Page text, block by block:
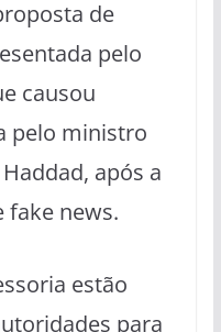
de
pelo
causou
pelo ministro
após a
fake news.
estão
para